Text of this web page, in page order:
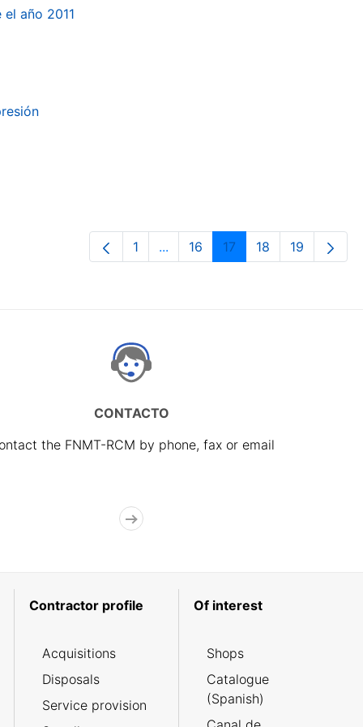
año 2011
Page
1 ...Intermediate Pages Use TAB to
Page
16 Page
17 Page
18 Page
19
CONTACTO
the FNMT-RCM by phone, fax or email
Contractor profile
Acquisitions
Disposals
Service provision
Of interest
Shops
Catalogue
(Spanish)